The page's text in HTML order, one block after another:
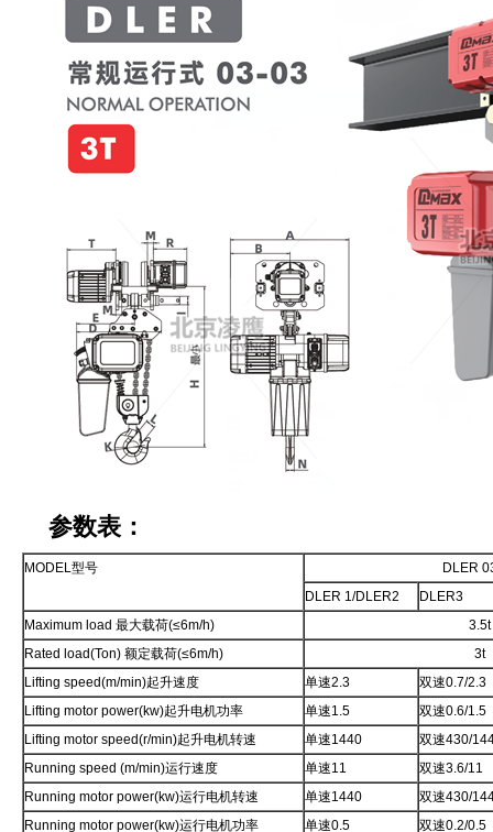
参数表：
MODEL型号
DLER
DLER 1/DLER2
DLER3
Maximum load 最大载荷(≤6m/h)
3.5t
Rated load(Ton) 额定载荷(≤6m/h)
3t
Lifting speed(m/min)起升速度
单速2.3
双速0.7/2.3
Lifting motor power(kw)起升电机功率
单速1.5
双速0.6/1.5
Lifting motor speed(r/min)起升电机转速
单速1440
双速430/
Running speed (m/min)运行速度
单速11
双速3.6/11
Running motor power(kw)运行电机转速
单速1440
双速430/
Running motor power(kw)运行电机功率
单速0.5
双速0.2/0.5